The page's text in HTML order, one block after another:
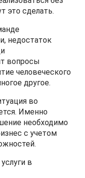
это сделать.
недостаток
вопросы
человеческого
другое.
во
Именно
необходимо
с учетом
в